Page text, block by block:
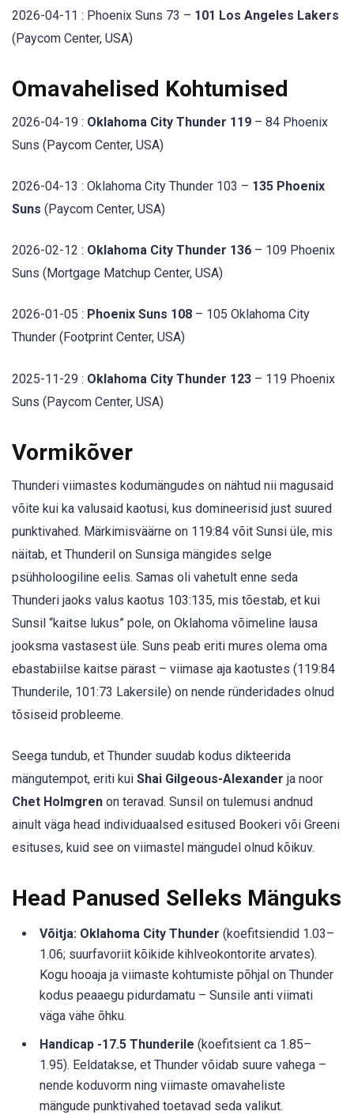
2026-04-11 : Phoenix Suns 73 – 101 Los Angeles Lakers
(Paycom Center, USA)
Omavahelised Kohtumised
2026-04-19 : Oklahoma City Thunder 119 – 84 Phoenix
Suns (Paycom Center, USA)
2026-04-13 : Oklahoma City Thunder 103 – 135 Phoenix
Suns (Paycom Center, USA)
2026-02-12 : Oklahoma City Thunder 136 – 109 Phoenix
Suns (Mortgage Matchup Center, USA)
2026-01-05 : Phoenix Suns 108 – 105 Oklahoma City
Thunder (Footprint Center, USA)
2025-11-29 : Oklahoma City Thunder 123 – 119 Phoenix
Suns (Paycom Center, USA)
Vormikõver
Thunderi viimastes kodumängudes on nähtud nii magusaid
võite kui ka valusaid kaotusi, kus domineerisid just suured
punktivahed. Märkimisväärne on 119:84 võit Sunsi üle, mis
näitab, et Thunderil on Sunsiga mängides selge
psühholoogiline eelis. Samas oli vahetult enne seda
Thunderi jaoks valus kaotus 103:135, mis tõestab, et kui
Sunsil “kaitse lukus” pole, on Oklahoma võimeline lausa
jooksma vastasest üle. Suns peab eriti mures olema oma
ebastabiilse kaitse pärast – viimase aja kaotustes (119:84
Thunderile, 101:73 Lakersile) on nende ründeridades olnud
tõsiseid probleeme.
Seega tundub, et Thunder suudab kodus dikteerida
mängutempot, eriti kui Shai Gilgeous-Alexander ja noor
Chet Holmgren on teravad. Sunsil on tulemusi andnud
ainult väga head individuaalsed esitused Bookeri või Greeni
esituses, kuid see on viimastel mängudel olnud kõikuv.
Head Panused Selleks Mänguks
Võitja: Oklahoma City Thunder (koefitsiendid 1.03–
1.06; suurfavoriit kõikide kihlveokontorite arvates).
Kogu hooaja ja viimaste kohtumiste põhjal on Thunder
kodus peaaegu pidurdamatu – Sunsile anti viimati
väga vähe õhku.
Handicap -17.5 Thunderile (koefitsient ca 1.85–
1.95). Eeldatakse, et Thunder võidab suure vahega –
nende koduvorm ning viimaste omavaheliste
mängude punktivahed toetavad seda valikut.